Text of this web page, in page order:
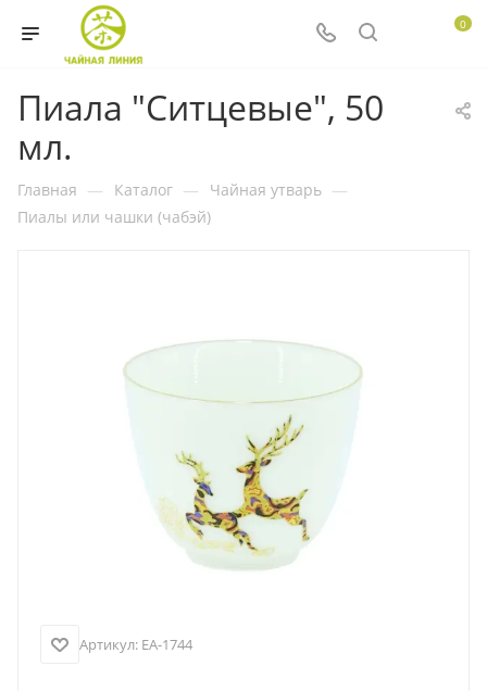
0
Пиала "Ситцевые", 50
мл.
Главная — Каталог — Чайная утварь —
Пиалы или чашки (чабэй)
Артикул: EA-1744